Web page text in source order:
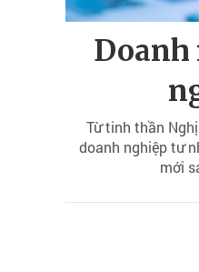
Doanh
Từ tinh thần
doanh nghiệp tư
mới